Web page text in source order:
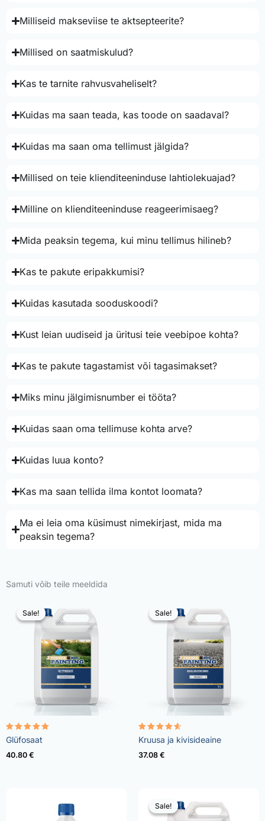
Milliseid makseviise te aktsepteerite?
Millised on saatmiskulud?
Kas te tarnite rahvusvaheliselt?
Kuidas ma saan teada, kas toode on saadaval?
Kuidas ma saan oma tellimust jälgida?
Millised on teie klienditeeninduse lahtiolekuajad?
Milline on klienditeeninduse reageerimisaeg?
Mida peaksin tegema, kui minu tellimus hilineb?
Kas te pakute eripakkumisi?
Kuidas kasutada sooduskoodi?
Kust leian uudiseid ja üritusi teie veebipoe kohta?
Kas te pakute tagastamist või tagasimakset?
Miks minu jälgimisnumber ei tööta?
Kuidas saan oma tellimuse kohta arve?
Kuidas luua konto?
Kas ma saan tellida ilma kontot loomata?
Ma ei leia oma küsimust nimekirjast, mida ma
peaksin tegema?
Samuti võib teile meeldida
Sale!
Sale!
Rated
4.96
out of 5
Glüfosaat
40.80 €
Sale!
Sale!
Rated
4.57
out of 5
Kruusa ja kivisideaine
37.08 €
Sale!
Sale!